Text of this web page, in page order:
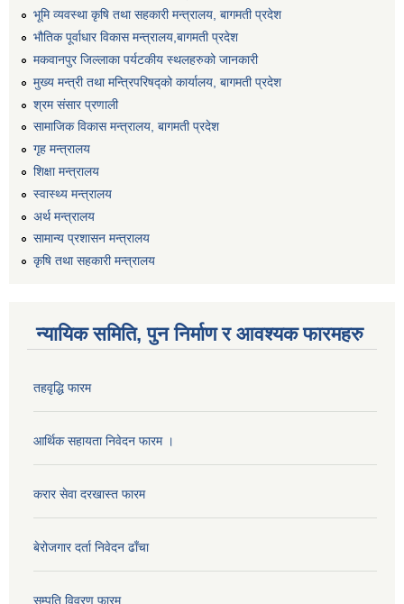
भूमि व्यवस्था कृषि तथा सहकारी मन्त्रालय, बागमती प्रदेश
भौतिक पूर्वाधार विकास मन्त्रालय,बागमती प्रदेश
मकवानपुर जिल्लाका पर्यटकीय स्थलहरुको जानकारी
मुख्य मन्त्री तथा मन्त्रिपरिषद्को कार्यालय, बागमती प्रदेश
श्रम संसार प्रणाली
सामाजिक विकास मन्त्रालय, बागमती प्रदेश
गृह मन्त्रालय
शिक्षा मन्त्रालय
स्वास्थ्य मन्त्रालय
अर्थ मन्त्रालय
सामान्य प्रशासन मन्त्रालय
कृषि तथा सहकारी मन्त्रालय
न्यायिक समिति, पुन निर्माण र आवश्यक फारमहरु
तहवृद्धि फारम
आर्थिक सहायता निवेदन फारम ।
करार सेवा दरखास्त फारम
बेरोजगार दर्ता निवेदन ढाँचा
सम्पति विवरण फारम